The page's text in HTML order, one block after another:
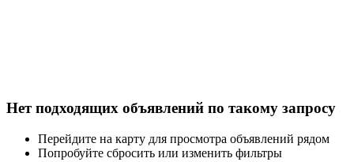
Нет подходящих объявлений по такому запросу
Перейдите на карту для просмотра объявлений рядом
Попробуйте сбросить или изменить фильтры